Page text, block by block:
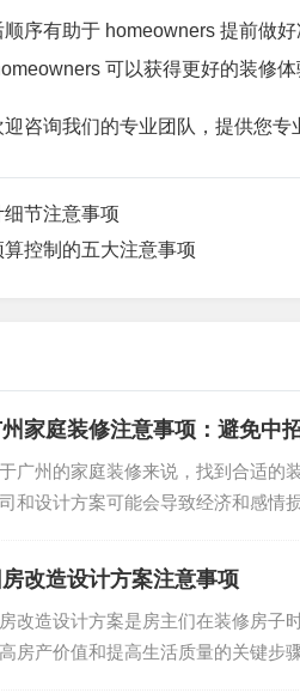
序有助于 homeowners 提前做
可以获得更好的装修体
咨询我们的专业团队，提供您专
节注意事项
控制的五大注意事项
家庭装修注意事项：避免中
广州的家庭装修来说，找到合适的
和设计方案可能会导致经济和感情
房改造设计方案注意事项
房改造设计方案是房主们在装修房子
房产价值和提高生活质量的关键步